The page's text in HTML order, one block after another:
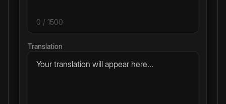
0 / 1500
Translation
Your translation will appear here...